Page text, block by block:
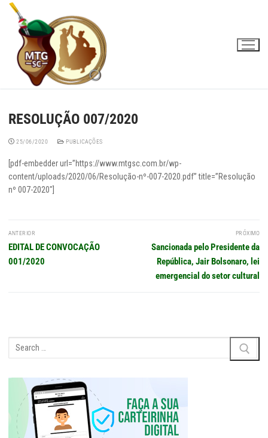
Pular
conteúdo
RESOLUÇÃO 007/2020
25/06/2020 PUBLICAÇÕES
[pdf-embedder url=”https://www.mtgsc.com.br/wp-
content/uploads/2020/06/Resolução-nº-007-2020.pdf” title=”Resolução
nº 007-2020″]
Navegação
de
Post
ANTERIOR
Post
anterior:
EDITAL DE CONVOCAÇÃO
001/2020
PRÓXIMO
Próximo
post:
Sancionada pelo Presidente da
República, Jair Bolsonaro, lei
emergencial do setor cultural
Pesquisar
por: